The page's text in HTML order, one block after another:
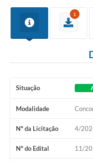
Diário Oficial
Telefones Úteis
Galeria de Fotos
Ouvidoria
Emprega Mirandópolis
Terceiro Setor
Links
1
Situação
Modalidade
Nº da Licitação 4/
Nº do Edital 11/